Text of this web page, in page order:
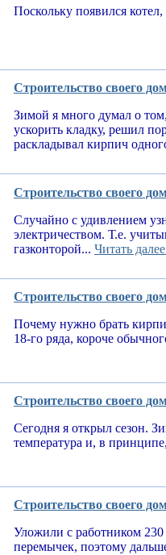
Поскольку появился
Строительство своего
Зимой я много думал о
ускорить кладку, решил
раскладывал кирпич
Строительство своего
Случайно с удивлением
электричеством. Т.е.
газконторой... Читать
Строительство своего
Почему нужно брать
18-го ряда, короче
Строительство своего
Сегодня я открыл сезон.
температура и, в
Строительство своего
Уложили с работником
перемычек, поэтому